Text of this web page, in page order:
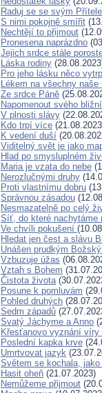
Raduj se se svým
S nimi pokojně smířit
Nechtějí to přijmout
Pronesena naprázdno
Jejich srdce stále
Láska rodiny
Pro jeho lásku něco
Lékem na všechny naše
Ze srdce Páně
Napomenout svého
V plnosti slávy
Kdo trpí více
K vedení duší
Viditelný svět je jako
Hlad po smysluplném
Maria je vzata do nebe
Nerozlučnými druhy
Proti vlastnímu dobru
Správnou zásadou
Nesmazatelně po celý
Síť, do které nachytáme
Ve chvíli pokušení
Hledat jen čest a slávu
Unášen prudkým
Vzbuzuje úžas
Vztah s Bohem
Čistota života
Posune k pomluvám
Pohled druhých
Sedm západů
Svatý Jáchyme a Anno
Křesťanovo vyznání víry
Poslední kapka krve
Umrtvovat jazyk
Světem se kochala,
Hasit oheň (21.07.2023)
Nemůžeme přijmout